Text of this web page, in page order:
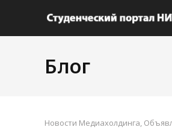
Блог
Новости Медиахолдинга,